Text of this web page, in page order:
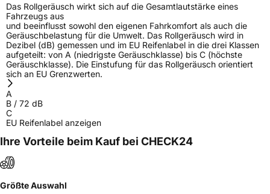
Das Rollgeräusch wirkt sich auf die Gesamtlautstärke eines
Fahrzeugs aus
und beeinflusst sowohl den eigenen Fahrkomfort als auch die
Geräuschbelastung für die Umwelt. Das Rollgeräusch wird in
Dezibel (dB) gemessen und im EU Reifenlabel in die drei Klassen
aufgeteilt: von A (niedrigste Geräuschklasse) bis C (höchste
Geräuschklasse). Die Einstufung für das Rollgeräusch orientiert
sich an EU Grenzwerten.
A
B / 72 dB
C
EU Reifenlabel anzeigen
Ihre Vorteile beim Kauf bei CHECK24
Größte Auswahl